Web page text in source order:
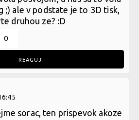
;) ale v podstate je to 3D tisk,
druhou ze? :D
0
REAGUJ
sorac, ten prispevok akoze